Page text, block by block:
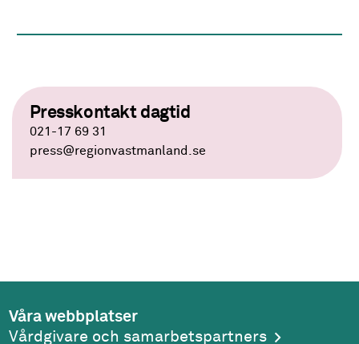
Presskontakt dagtid
021-17 69 31
press@regionvastmanland.se
Våra webbplatser
Vårdgivare och samarbetspartners